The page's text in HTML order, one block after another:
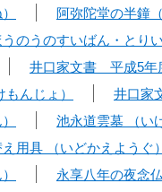
阿弥陀堂の半鐘
のうのすいばん・とりい
井口家文書 平成5年
んじょ）
井口家
池永道雲墓 （い
用具 （いどかえようぐ）
永享八年の夜念